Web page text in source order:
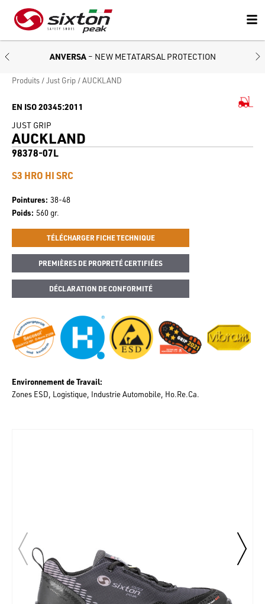
ANVERSA – NEW METATARSAL PROTECTION
Produits Just Grip AUCKLAND
EN ISO 20345:2011
JUST GRIP
AUCKLAND
98378-07L
S3 HRO HI SRC
Pointures 38-48
Poids 560 gr.
TÉLÉCHARGER FICHE TECHNIQUE
PREMIÈRES DE PROPRETÉ CERTIFIÉES
DÉCLARATION DE CONFORMITÉ
Environnement de Travail
Zones ESD Logistique Industrie Automobile Ho.Re.Ca.